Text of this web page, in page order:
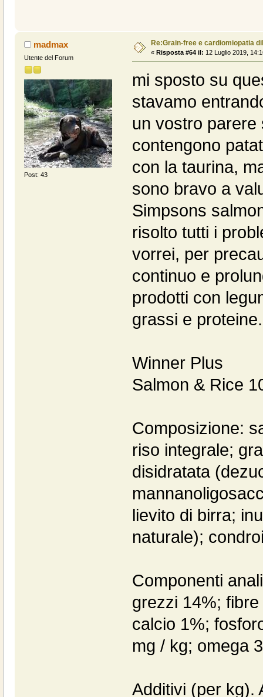
madmax
Utente del Forum
Post: 43
Re:Grain-free e cardiomiopatia
« Risposta #64 il: 12 Luglio 2019,
mi sposto su
stavamo
un vostro parere
contengono
con la taurina,
sono bravo a
Simpsons
risolto tutti i
vorrei, per
continuo e
prodotti con
grassi e proteine.
Winner Plus
Salmon & Rice
Composizione:
riso integrale;
disidratata
lievito di birra;
naturale);
Componenti
grezzi 14%;
calcio 1%;
mg / kg; omega
Additivi (per kg).